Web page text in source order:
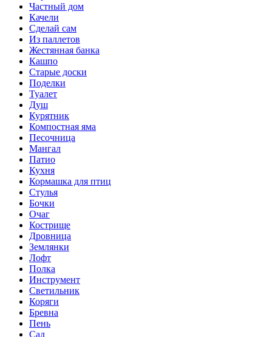
Частный дом
Качели
Сделай сам
Из паллетов
Жестянная банка
Кашпо
Старые доски
Поделки
Туалет
Душ
Курятник
Компостная яма
Песочница
Мангал
Патио
Кухня
Кормашка для птиц
Стулья
Бочки
Очаг
Кострище
Дровница
Землянки
Лофт
Полка
Инструмент
Светильник
Коряги
Бревна
Пень
Сад